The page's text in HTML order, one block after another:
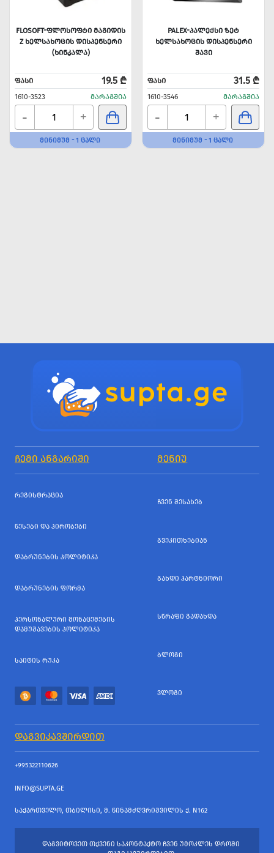
FLOSOFT-ᲤᲚᲝᲡᲝᲤᲢᲘ ᲛᲐᲒᲘᲓᲘᲡ
Z ᲮᲔᲚᲡᲐᲮᲝᲪᲘᲡ ᲓᲘᲡᲞᲔᲜᲡᲔᲠᲘ
(ᲮᲘᲜᲙᲐᲚᲐ)
ᲤᲐᲡᲘ 19.5 ₾
1610-3523 ᲛᲐᲠᲐᲒᲨᲘᲐ
- +
ᲛᲘᲜᲘᲛᲣᲛ - 1 ᲪᲐᲚᲘ
PALEX-ᲞᲐᲚᲔᲥᲡᲘ ᲖᲔᲢ
ᲮᲔᲚᲡᲐᲮᲝᲪᲘᲡ ᲓᲘᲡᲞᲔᲜᲡᲔᲠᲘ
ᲨᲐᲕᲘ
ᲤᲐᲡᲘ 31.5 ₾
1610-3546 ᲛᲐᲠᲐᲒᲨᲘᲐ
- +
ᲛᲘᲜᲘᲛᲣᲛ - 1 ᲪᲐᲚᲘ
ᲩᲔᲛᲘ ᲐᲜᲒᲐᲠᲘᲨᲘ ᲛᲔᲜᲘᲣ
ᲠᲔᲒᲘᲡᲢᲠᲐᲪᲘᲐ
ᲬᲔᲡᲔᲑᲘ ᲓᲐ ᲞᲘᲠᲝᲑᲔᲑᲘ
ᲓᲐᲑᲠᲣᲜᲔᲑᲘᲡ ᲞᲝᲚᲘᲢᲘᲙᲐ
ᲓᲐᲑᲠᲣᲜᲔᲑᲘᲡ ᲤᲝᲠᲛᲐ
ᲞᲔᲠᲡᲝᲜᲐᲚᲣᲠᲘ ᲛᲝᲜᲐᲪᲔᲛᲔᲑᲘᲡ
ᲓᲐᲛᲣᲨᲐᲕᲔᲑᲘᲡ ᲞᲝᲚᲘᲢᲘᲙᲐ
ᲡᲐᲘᲢᲘᲡ ᲠᲣᲙᲐ
ᲩᲕᲔᲜ ᲨᲔᲡᲐᲮᲔᲑ
ᲒᲕᲔᲙᲘᲗᲮᲔᲑᲘᲐᲜ
ᲒᲐᲮᲓᲘ ᲞᲐᲠᲢᲜᲘᲝᲠᲘ
ᲡᲬᲠᲐᲤᲘ ᲒᲐᲓᲐᲮᲓᲐ
ᲑᲚᲝᲒᲘ
ᲕᲚᲝᲒᲘ
ᲓᲐᲒᲕᲘᲙᲐᲕᲨᲘᲠᲓᲘᲗ
+995322110626
INFO@SUPTA.GE
ᲡᲐᲥᲐᲠᲗᲕᲔᲚᲝ, ᲗᲑᲘᲚᲘᲡᲘ, Მ. ᲬᲘᲜᲐᲛᲫᲦᲕᲠᲘᲨᲕᲘᲚᲘᲡ Ქ. N162
ᲓᲐᲒᲕᲘᲢᲝᲕᲔᲗ ᲗᲥᲕᲔᲜᲘ ᲡᲐᲙᲝᲜᲢᲐᲥᲢᲝ ᲩᲕᲔᲜ ᲣᲛᲝᲙᲚᲔᲡ ᲓᲠᲝᲨᲘ